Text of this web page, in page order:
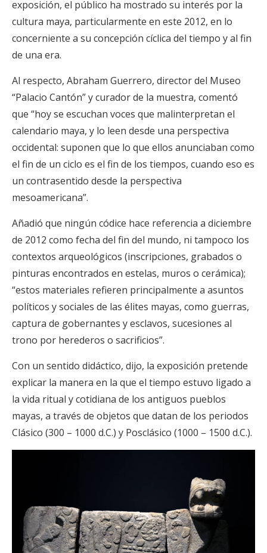
exposición, el público ha mostrado su interés por la
cultura maya, particularmente en este 2012, en lo
concerniente a su concepción cíclica del tiempo y al fin
de una era.
Al respecto, Abraham Guerrero, director del Museo
“Palacio Cantón” y curador de la muestra, comentó
que “hoy se escuchan voces que malinterpretan el
calendario maya, y lo leen desde una perspectiva
occidental: suponen que lo que ellos anunciaban como
el fin de un ciclo es el fin de los tiempos, cuando eso es
un contrasentido desde la perspectiva
mesoamericana”.
Añadió que ningún códice hace referencia a diciembre
de 2012 como fecha del fin del mundo, ni tampoco los
contextos arqueológicos (inscripciones, grabados o
pinturas encontrados en estelas, muros o cerámica);
“estos materiales refieren principalmente a asuntos
políticos y sociales de las élites mayas, como guerras,
captura de gobernantes y esclavos, sucesiones al
trono por herederos o sacrificios”.
Con un sentido didáctico, dijo, la exposición pretende
explicar la manera en la que el tiempo estuvo ligado a
la vida ritual y cotidiana de los antiguos pueblos
mayas, a través de objetos que datan de los periodos
Clásico (300 – 1000 d.C.) y Posclásico (1000 – 1500 d.C.).